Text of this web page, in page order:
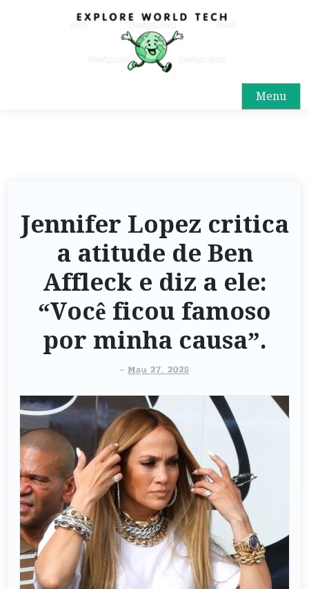
Menu
Jennifer Lopez critica
a atitude de Ben
Affleck e diz a ele:
“Você ficou famoso
por minha causa”.
- May 27, 2025